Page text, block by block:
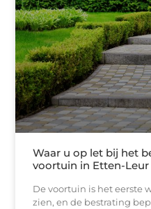
Waar u op let bij het
voortuin in Etten-Leur
De voortuin is het eerste
zien, en de bestrating